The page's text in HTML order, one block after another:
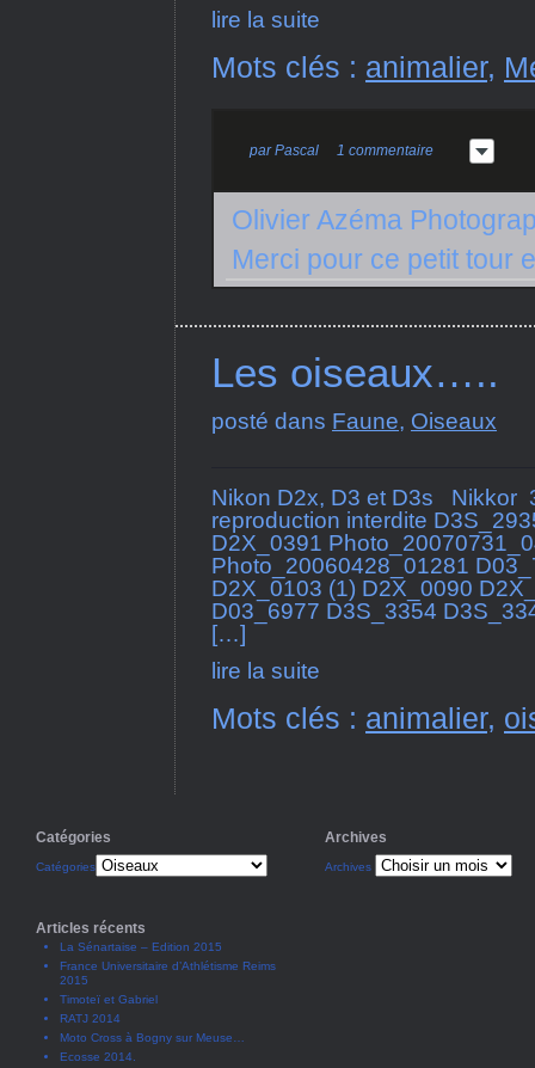
lire la suite
Mots clés : animalier,
parPascal 1 commentaire
Olivier Azéma
Merci pour ce petit tour
Les oiseaux…..
posté dans Faune, Oiseaux
Nikon D2x, D3 et D3s Nikkor
reproduction interdite
D2X_0391
Photo_20060428_01281
D2X_0103 (1) D2X_0090
D03_6977 D3S_3354
[…]
lire la suite
Mots clés : animalier,
Catégories
Catégories
Articles récents
La Sénartaise – Edition 2015
France Universitaire d’Athlétisme Reims
2015
Timoteï et Gabriel
RATJ 2014
Moto Cross à Bogny sur Meuse…
Ecosse 2014.
Archives
Archives